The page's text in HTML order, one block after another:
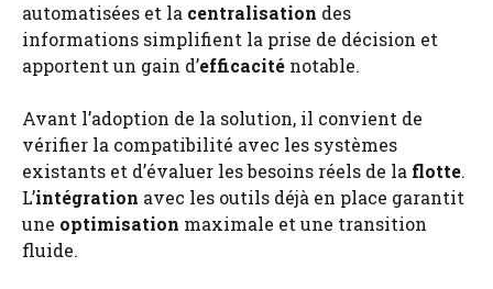
automatisées et la centralisation des
informations simplifient la prise de décision et
apportent un gain d’efficacité notable.
Avant l’adoption de la solution, il convient de
vérifier la compatibilité avec les systèmes
existants et d’évaluer les besoins réels de la flotte.
L’intégration avec les outils déjà en place garantit
une optimisation maximale et une transition
fluide.